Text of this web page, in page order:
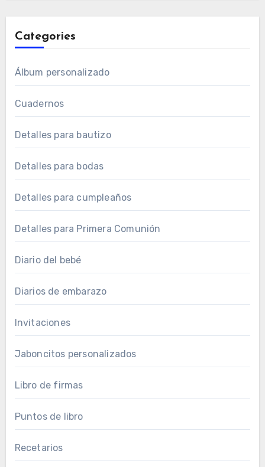
Categories
Álbum personalizado
Cuadernos
Detalles para bautizo
Detalles para bodas
Detalles para cumpleaños
Detalles para Primera Comunión
Diario del bebé
Diarios de embarazo
Invitaciones
Jaboncitos personalizados
Libro de firmas
Puntos de libro
Recetarios